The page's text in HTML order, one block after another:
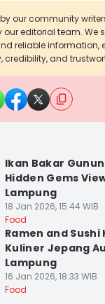
our community
our editorial team. We
reliable information,
and
Ikan Bakar
Hidden Gems
Lampung
18 Jan 2026, 15:44 WIB
Food
Ramen and Sushi
Kuliner Jepang
Lampung
16 Jan 2026, 18:33 WIB
Food